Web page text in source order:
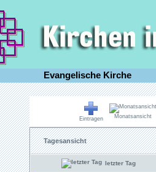
Evangelische Kirche
Eintragen Monatsansicht
Tagesansicht
letzter Tag